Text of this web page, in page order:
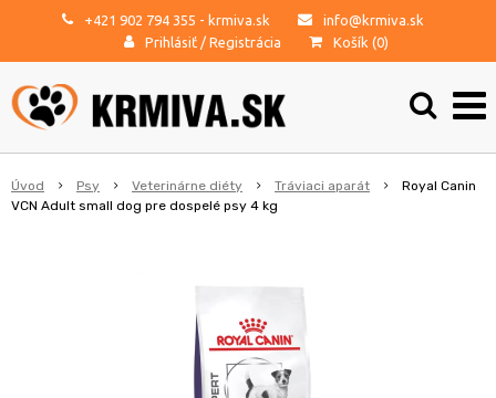
+421 902 794 355 - krmiva.sk
info@krmiva.sk
Prihlásiť / Registrácia Košík (0)
Úvod Psy Veterinárne diéty Tráviaci aparát
Royal Canin
VCN Adult small dog pre dospelé psy 4 kg